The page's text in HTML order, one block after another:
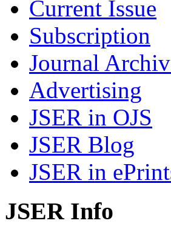
Current Issue
Subscription
Journal
Advertising
JSER in OJS
JSER Blog
JSER in
JSER Info